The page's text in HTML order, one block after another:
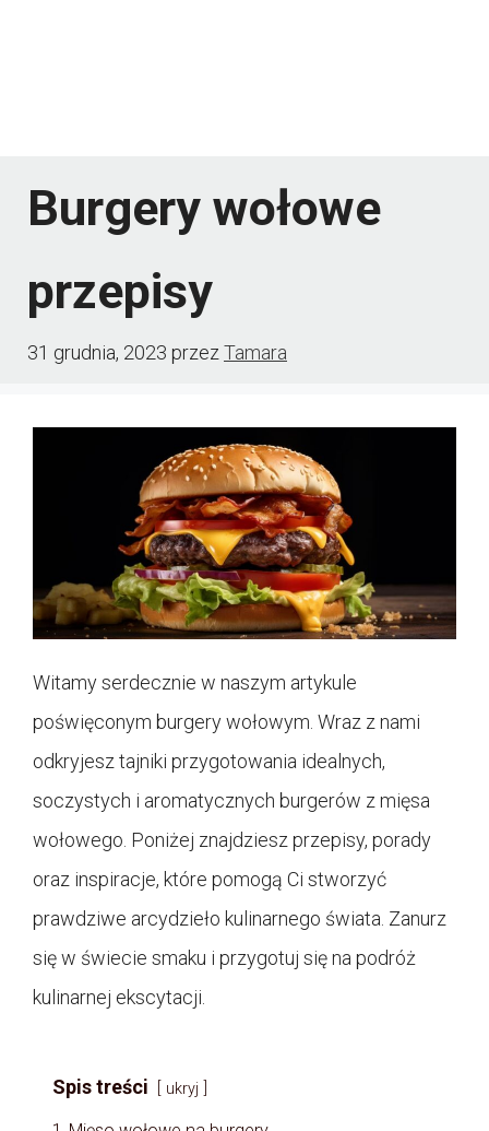
Burgery wołowe
przepisy
31 grudnia, 2023 przezTamara
Witamy serdecznie w naszym artykule
poświęconym burgery wołowym. Wraz z nami
odkryjesz tajniki przygotowania idealnych,
soczystych i aromatycznych burgerów z mięsa
wołowego. Poniżej znajdziesz przepisy, porady
oraz inspiracje, które pomogą Ci stworzyć
prawdziwe arcydzieło kulinarnego świata. Zanurz
się w świecie smaku i przygotuj się na podróż
kulinarnej ekscytacji.
Spis treści ukryj